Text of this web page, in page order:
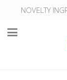
NOVELTY